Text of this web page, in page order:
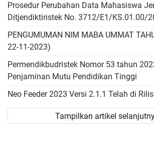
Prosedur Perubahan Data Mahasiswa
Ditjendiktiristek No. 3712/E1/KS.01.00/
PENGUMUMAN NIM MABA UMMAT
22-11-2023)
Permendikbudristek Nomor 53 tahun
Penjaminan Mutu Pendidikan Tinggi
Neo Feeder 2023 Versi 2.1.1 Telah di
Tampilkan artikel